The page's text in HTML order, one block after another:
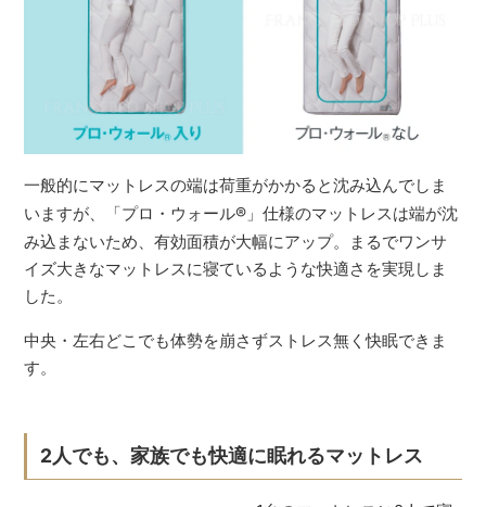
一般的にマットレスの端は荷重がかかると沈み込んでしま
いますが、「プロ・ウォール® 」仕様のマットレスは端が沈
み込まないため、有効面積が大幅にアップ。まるでワンサ
イズ大きなマットレスに寝ているような快適さを実現しま
した。
中央・左右どこでも体勢を崩さずストレス無く快眠できま
す。
2人でも、家族でも快適に眠れるマットレス